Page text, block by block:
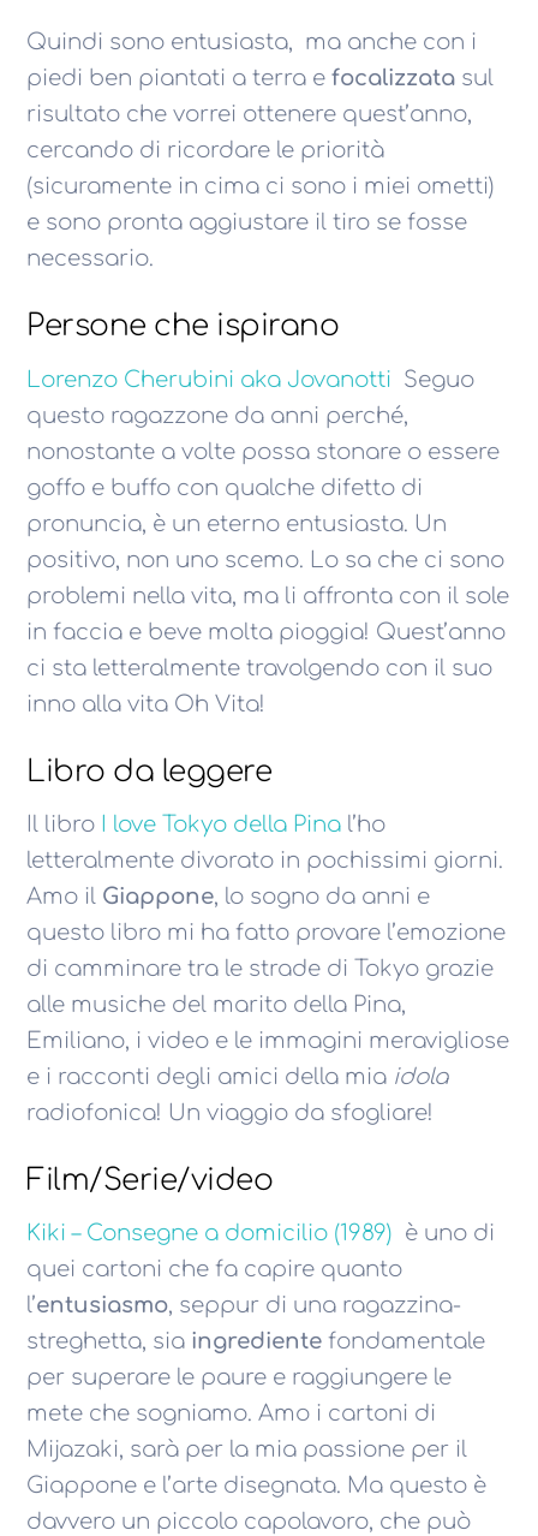
Quindi sono entusiasta, ma anche con i
piedi ben piantati a terra efocalizzata sul
risultato che vorrei ottenere quest’anno,
cercando di ricordare le priorità
(sicuramente in cima ci sono i miei ometti)
e sono pronta aggiustare il tiro se fosse
necessario.
Persone che ispirano
Lorenzo Cherubini aka Jovanotti Seguo
questo ragazzone da anni perché,
nonostante a volte possa stonare o essere
goffo e buffo con qualche difetto di
pronuncia, è un eterno entusiasta. Un
positivo, non uno scemo. Lo sa che ci sono
problemi nella vita, ma li affronta con il sole
in faccia e beve molta pioggia! Quest’anno
ci sta letteralmente travolgendo con il suo
inno alla vita Oh Vita!
Libro da leggere
Il libro I love Tokyo della Pina l’ho
letteralmente divorato in pochissimi giorni.
Amo il Giappone, lo sogno da anni e
questo libro mi ha fatto provare l’emozione
di camminare tra le strade di Tokyo grazie
alle musiche del marito della Pina,
Emiliano, i video e le immagini meravigliose
e i racconti degli amici della mia idola
radiofonica! Un viaggio da sfogliare!
Film/Serie/video
Kiki – Consegne a domicilio (1989) è uno di
quei cartoni che fa capire quanto
l’entusiasmo, seppur di una ragazzina-
streghetta, sia ingrediente fondamentale
per superare le paure e raggiungere le
mete che sogniamo. Amo i cartoni di
Mijazaki, sarà per la mia passione per il
Giappone e l’arte disegnata. Ma questo è
davvero un piccolo capolavoro, che può